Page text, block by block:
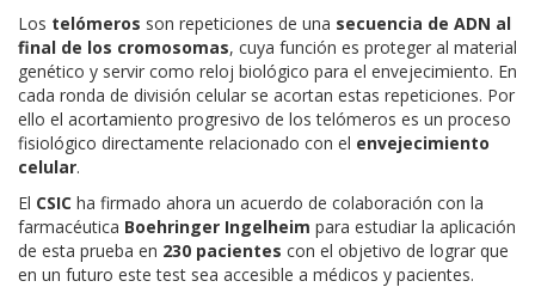
Los telómeros son repeticiones de una secuencia de ADN al
final de los cromosomas, cuya función es proteger al material
genético y servir como reloj biológico para el envejecimiento. En
cada ronda de división celular se acortan estas repeticiones. Por
ello el acortamiento progresivo de los telómeros es un proceso
fisiológico directamente relacionado con el envejecimiento
celular.
El CSIC ha firmado ahora un acuerdo de colaboración con la
farmacéutica Boehringer Ingelheim para estudiar la aplicación
de esta prueba en 230 pacientes con el objetivo de lograr que
en un futuro este test sea accesible a médicos y pacientes.